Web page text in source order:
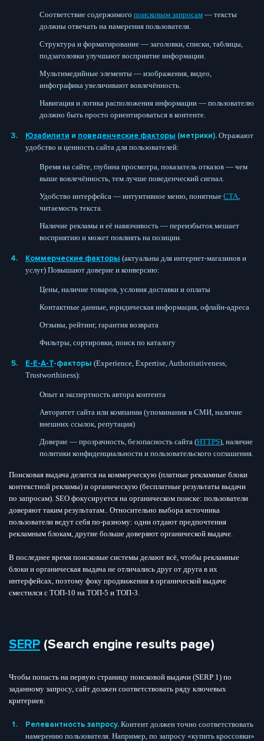
Соответствие содержимого поисковым запросам — тексты
должны отвечать на намерения пользователя.
Структура и форматирование — заголовки, списки, таблицы,
подзаголовки улучшают восприятие информации.
Мультимедийные элементы — изображения, видео,
инфографика увеличивают вовлечённость.
Навигация и логика расположения информации — пользователю
должно быть просто ориентироваться в контенте.
Юзабилити и поведенческие факторы (метрики). Отражают
удобство и ценность сайта для пользователей:
Время на сайте, глубина просмотра, показатель отказов — чем
выше вовлечённость, тем лучше поведенческий сигнал.
Удобство интерфейса — интуитивное меню, понятные CTA
читаемость текста.
Наличие рекламы и её навязчивость — переизбыток мешает
восприятию и может повлиять на позиции.
Коммерческие факторы (актуальны для интернет-магазинов и
услуг) Повышают доверие и конверсию:
Цены, наличие товаров, условия доставки и оплаты
Контактные данные, юридическая информация, офлайн-адреса
Отзывы, рейтинг, гарантия возврата
Фильтры, сортировки, поиск по каталогу
E-E-A-T-факторы (Experience, Expertise, Authoritativeness,
Trustworthiness):
Опыт и экспертность автора контента
Авторитет сайта или компании (упоминания в СМИ, наличие
внешних ссылок, репутация)
Доверие — прозрачность, безопасность сайта (HTTPS), наличие
политики конфиденциальности и пользовательского соглашения.
Поисковая выдача делится на коммерческую (платные рекламные блоки
контекстной рекламы) и органическую (бесплатные результаты выдачи
по запросам). SEO фокусируется на органическом поиске: пользователи
доверяют таким результатам.. Относительно выбора источника
пользователи ведут себя по-разному: одни отдают предпочтения
рекламным блокам, другие больше доверяют органической выдаче.
В последнее время поисковые системы делают всё, чтобы рекламные
блоки и органическая выдача не отличались друг от друга в их
интерфейсах, поэтому фоку продвижения в органической выдаче
сместился с ТОП-10 на ТОП-5 и ТОП-3.
SERP (Search engine results page)
Чтобы попасть на первую страницу поисковой выдачи (SERP 1) по
заданному запросу, сайт должен соответствовать ряду ключевых
критериев:
Релевантность запросу. Контент должен точно соответствовать
намерению пользователя. Например, по запросу «купить кроссовки»